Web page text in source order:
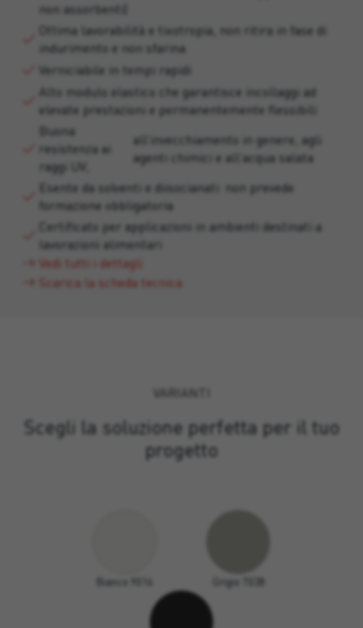
non assorbenti)
Ottima lavorabilità e tixotropia, non ritira in fase di
indurimento e non sfarina
Verniciabile in tempi rapidi
Alto modulo elastico che garantisce incollaggi ad
elevate prestazioni e permanentemente flessibili
Buona
resistenza ai
raggi UV,
all’invecchiamento in genere, agli
agenti chimici e all’acqua salata
Esente da solventi e diisocianati: non prevede
formazione obbligatoria
Certificato per applicazioni in ambienti destinati a
lavorazioni alimentari
Vedi tutti i dettagli
Scarica la scheda tecnica
VARIANTI
Scegli la soluzione perfetta per il tuo
progetto
Bianco 9016 Grigio 7038